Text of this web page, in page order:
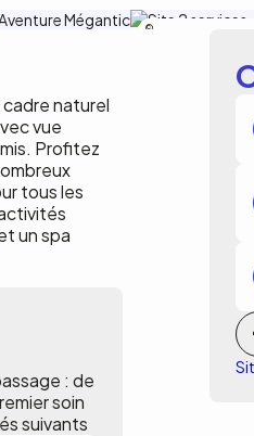
naturel
vue
Profitez
tous les
un spa
: de
soin
suivants